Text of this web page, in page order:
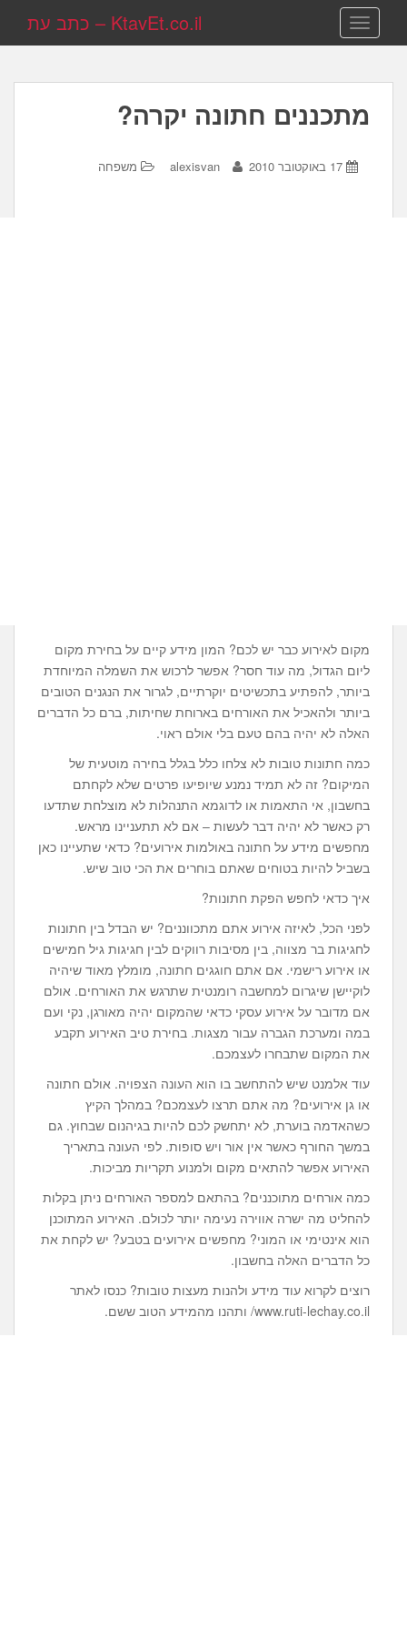
TOGGLE NAVIGATION KtavEt.co.il – כתב עת
מתכננים חתונה יקרה?
17 באוקטובר 2010 alexisvan משפחה
מקום לאירוע כבר יש לכם? המון מידע קיים על בחירת מקום
ליום הגדול, מה עוד חסר? אפשר לרכוש את השמלה המיוחדת
ביותר, להפתיע בתכשיטים יוקרתיים, לגרור את הנגנים הטובים
ביותר ולהאכיל את האורחים בארוחת שחיתות, ברם כל הדברים
האלה לא יהיה בהם טעם בלי אולם ראוי.
כמה חתונות טובות לא צלחו כלל בגלל בחירה מוטעית של
המיקום? זה לא תמיד נמנע שיופיעו פרטים שלא לקחתם
בחשבון, אי התאמות או לדוגמא התנהלות לא מוצלחת שתדעו
רק כאשר לא יהיה דבר לעשות – אם לא תתעניינו מראש.
מחפשים מידע על חתונה באולמות אירועים? כדאי שתעיינו כאן
בשביל להיות בטוחים שאתם בוחרים את הכי טוב שיש.
איך כדאי לחפש הפקת חתונות?
לפני הכל, לאיזה אירוע אתם מתכווננים? יש הבדל בין חתונות
לחגיגות בר מצווה, בין מסיבות רווקים לבין חגיגות גיל חמישים
או אירוע רישמי. אם אתם חוגגים חתונה, מומלץ מאוד שיהיה
לוקיישן שיגרום למחשבה רומנטית שתרגש את האורחים. אולם
אם מדובר על אירוע עסקי כדאי שהמקום יהיה מאורגן, נקי ועם
במה ומערכת הגברה עבור מצגות. בחירת טיב האירוע תקבע
את המקום שתבחרו לעצמכם.
עוד אלמנט שיש להתחשב בו הוא העונה הצפויה. אולם חתונה
או גן אירועים? מה אתם תרצו לעצמכם? במהלך הקיץ
כשהאדמה בוערת, לא יתחשק לכם להיות בגיהנום שבחוץ. גם
במשך החורף כאשר אין אור ויש סופות. לפי העונה בתאריך
האירוע אפשר להתאים מקום ולמנוע תקריות מביכות.
כמה אורחים מתוכננים? בהתאם למספר האורחים ניתן בקלות
להחליט מה ישרה אווירה נעימה יותר לכולם. האירוע המתוכנן
הוא אינטימי או המוני? מחפשים אירועים בטבע? יש לקחת את
כל הדברים האלה בחשבון.
רוצים לקרוא עוד מידע ולהנות מעצות טובות? כנסו לאתר
www.ruti-lechay.co.il/ ותהנו מהמידע הטוב ששם.